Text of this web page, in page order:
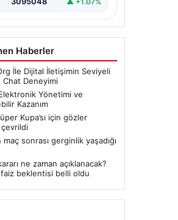
Haberler
İle Dijital İletişimin Seviyeli
Chat Deneyimi
Yönetimi ve
Kazanım
Kupa’sı için gözler
çevrildi
maç sonrası gerginlik yaşadığı
ne zaman açıklanacak?
faiz beklentisi belli oldu